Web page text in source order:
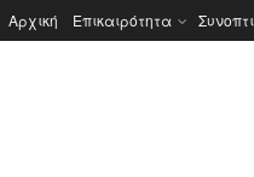
Αρχική Επικαιρότητα